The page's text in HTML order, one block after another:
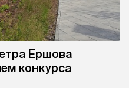
Ершова
конкурса